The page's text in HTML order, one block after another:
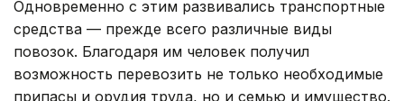
Одновременно с этим развивались транспортные
средства — прежде всего различные виды
повозок. Благодаря им человек получил
возможность перевозить не только необходимые
припасы и орудия труда, но и семью и имущество.